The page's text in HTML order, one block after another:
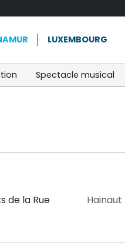
LUXEMBOURG
Spectacle musical
de la Rue
Hainaut